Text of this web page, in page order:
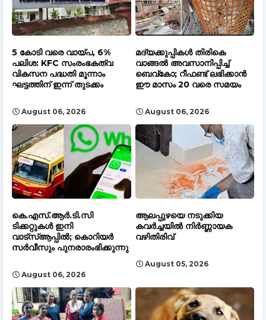
​5 കോടി വരെ വായ്പ, 6%
പലിശ: KFC സംരംഭകത്വ
വികസന പദ്ധതി മൂന്നാം
ഘട്ടത്തിന് ഇന്ന് തുടക്കം
August 06, 2026
മദ്യക്കുപ്പികൾ തിരികെ
വാങ്ങൽ അവസാനിപ്പിച്ച്
ബെവ്‌കോ; റീഫണ്ട് ലഭിക്കാൻ
ഈ മാസം 20 വരെ സമയം
August 06, 2026
​കെ.എസ്.ആർ.ടി.സി
ടിക്കറ്റുകൾ ഇനി
വാട്സ്ആപ്പിൽ; കൊറിയർ
സർവീസും പുനരാരംഭിക്കുന്നു
August 06, 2026
ആലപ്പുഴയെ നടുക്കിയ
കവർച്ചയിൽ നിർണ്ണായക
വഴിതിരിവ്
August 05, 2026